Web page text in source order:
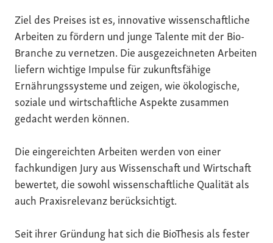
Ziel des Preises ist es, innovative wissenschaftliche
Arbeiten zu fördern und junge Talente mit der Bio-
Branche zu vernetzen. Die ausgezeichneten Arbeiten
liefern wichtige Impulse für zukunftsfähige
Ernährungssysteme und zeigen, wie ökologische,
soziale und wirtschaftliche Aspekte zusammen
gedacht werden können.
Die eingereichten Arbeiten werden von einer
fachkundigen Jury aus Wissenschaft und Wirtschaft
bewertet, die sowohl wissenschaftliche Qualität als
auch Praxisrelevanz berücksichtigt.
Seit ihrer Gründung hat sich die BioThesis als fester